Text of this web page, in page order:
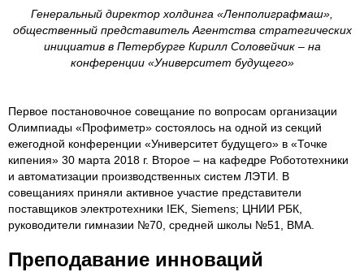
Генеральный директор холдинга «Ленполиграфмаш»,
общественный представитель Агентства стратегических
инициатив в Петербурге Кирилл Соловейчик – на
конференции «Университет будущего»
Первое постановочное совещание по вопросам организации
Олимпиады «Профиметр» состоялось на одной из секций
ежегодной конференции «Университет будущего» в «Точке
кипения» 30 марта 2018 г. Второе – на кафедре Робототехники
и автоматизации производственных систем ЛЭТИ. В
совещаниях приняли активное участие представители
поставщиков электротехники IEK, Siemens; ЦНИИ РБК,
руководители гимназии №70, средней школы №51, ВМА.
Преподавание инноваций